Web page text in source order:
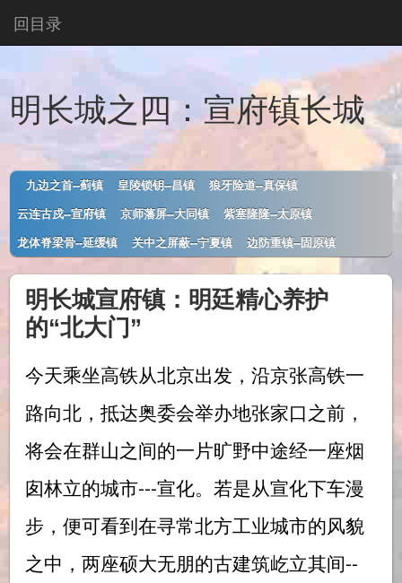
回目录
明长城之四：宣府镇长城
九边之首--蓟镇 皇陵锁钥--昌镇
狼牙险道--真保镇
云连古戍--宣府镇
京师藩屏--大同镇
紫塞隆隆--太原镇
龙体脊梁骨--延缓镇
关中之屏蔽--宁夏镇 边防重镇--固原镇
明长城宣府镇：明廷精心养护
的“北大门”
今天乘坐高铁从北京出发，沿京张高铁一
路向北，抵达奥委会举办地张家口之前，
将会在群山之间的一片旷野中途经一座烟
囱林立的城市---宣化。若是从宣化下车漫
步，便可看到在寻常北方工业城市的风貌
之中，两座硕大无朋的古建筑屹立其间--